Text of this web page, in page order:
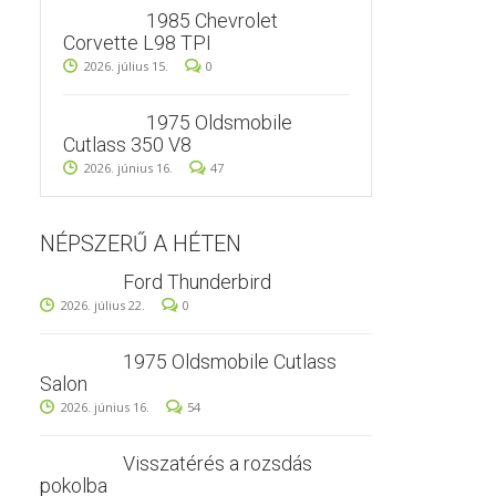
1985 Chevrolet
Corvette L98 TPI
2026. július 15. 0
1975 Oldsmobile
Cutlass 350 V8
2026. június 16. 47
NÉPSZERŰ A HÉTEN
Ford Thunderbird
2026. július 22. 0
1975 Oldsmobile Cutlass
Salon
2026. június 16. 54
Visszatérés a rozsdás
pokolba